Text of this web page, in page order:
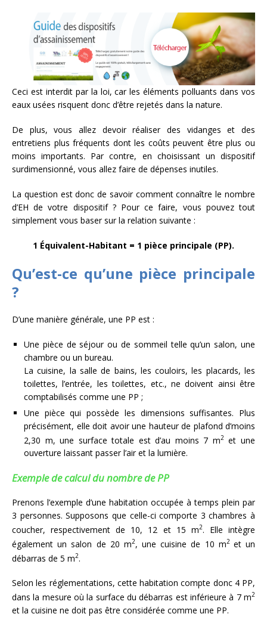
Ceci est interdit par la loi, car les éléments polluants dans vos
eaux usées risquent donc d’être rejetés dans la nature.
De plus, vous allez devoir réaliser des vidanges et des
entretiens plus fréquents dont les coûts peuvent être plus ou
moins importants. Par contre, en choisissant un dispositif
surdimensionné, vous allez faire de dépenses inutiles.
La question est donc de savoir comment connaître le nombre
d’EH de votre dispositif ? Pour ce faire, vous pouvez tout
simplement vous baser sur la relation suivante :
1 Équivalent-Habitant = 1 pièce principale (PP).
Qu’est-ce qu’une pièce principale
?
D’une manière générale, une PP est :
Une pièce de séjour ou de sommeil telle qu’un salon, une
chambre ou un bureau.
La cuisine, la salle de bains, les couloirs, les placards, les
toilettes, l’entrée, les toilettes, etc., ne doivent ainsi être
comptabilisés comme une PP ;
Une pièce qui possède les dimensions suffisantes. Plus
précisément, elle doit avoir une hauteur de plafond d’moins
2,30 m, une surface totale est d’au moins 7 m2et une
ouverture laissant passer l’air et la lumière.
Exemple de calcul du nombre de PP
Prenons l’exemple d’une habitation occupée à temps plein par
3 personnes. Supposons que celle-ci comporte 3 chambres à
coucher, respectivement de 10, 12 et 15 m2. Elle intègre
également un salon de 20 m2, une cuisine de 10 m2 et un
débarras de 5 m2.
Selon les réglementations, cette habitation compte donc 4 PP,
dans la mesure où la surface du débarras est inférieure à 7 m2
et la cuisine ne doit pas être considérée comme une PP.